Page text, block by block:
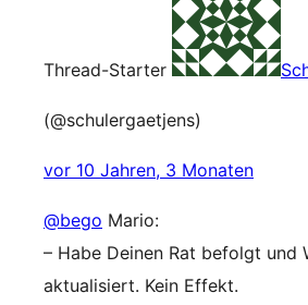
Thread-Starter
(@schulergaetjens)
vor 10 Jahren, 3 Monaten
@bego Mario:
– Habe Deinen Rat befolgt und
aktualisiert. Kein Effekt.